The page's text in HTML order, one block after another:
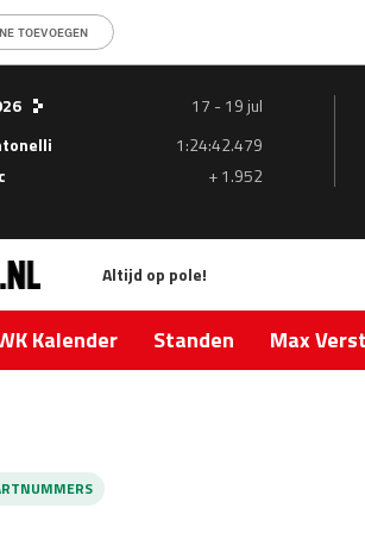
TOEVOEGEN
17 - 19 jul
1:24:42.479
+ 1.952
Altijd op pole!
Kalender Standen Max